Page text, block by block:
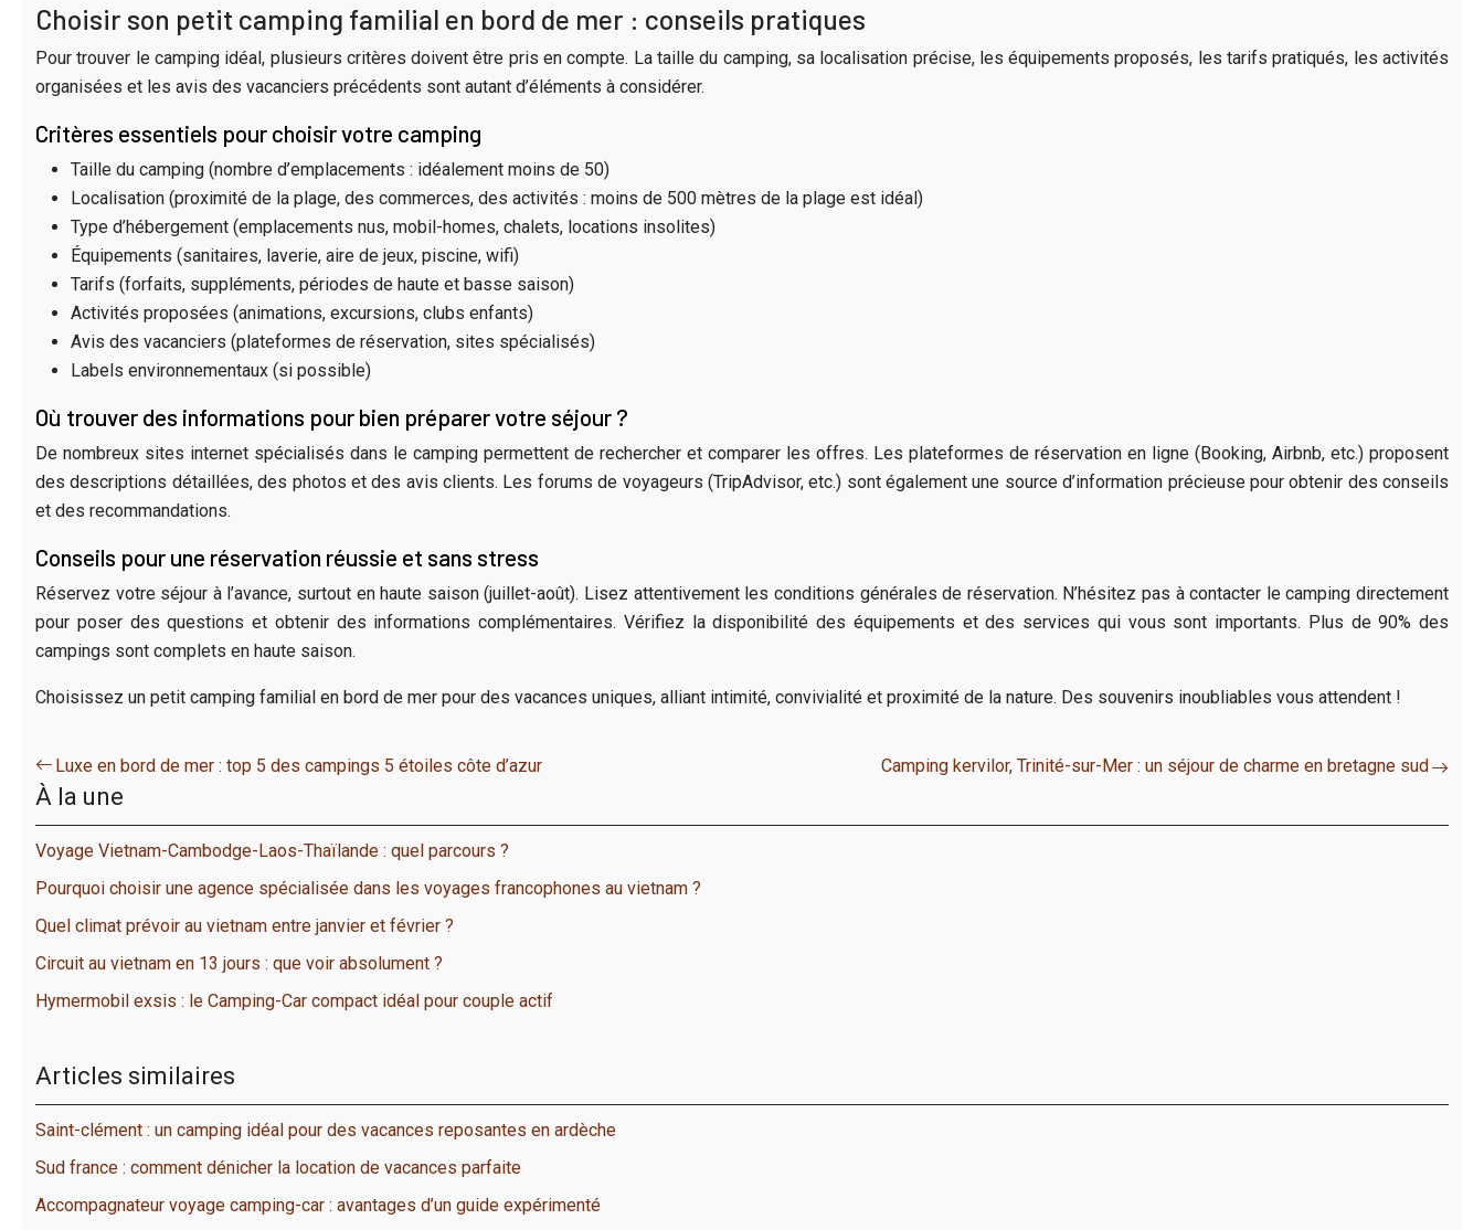
Choisir son petit camping familial en bord de mer : conseils pratiques
Pour trouver le camping idéal, plusieurs critères doivent être pris en compte. La taille du camping, sa localisation précise, les équipements proposés, les tarifs pratiqués, les activités
organisées et les avis des vacanciers précédents sont autant d’éléments à considérer.
Critères essentiels pour choisir votre camping
Taille du camping (nombre d’emplacements : idéalement moins de 50)
Localisation (proximité de la plage, des commerces, des activités : moins de 500 mètres de la plage est idéal)
Type d’hébergement (emplacements nus, mobil-homes, chalets, locations insolites)
Équipements (sanitaires, laverie, aire de jeux, piscine, wifi)
Tarifs (forfaits, suppléments, périodes de haute et basse saison)
Activités proposées (animations, excursions, clubs enfants)
Avis des vacanciers (plateformes de réservation, sites spécialisés)
Labels environnementaux (si possible)
Où trouver des informations pour bien préparer votre séjour ?
De nombreux sites internet spécialisés dans le camping permettent de rechercher et comparer les offres. Les plateformes de réservation en ligne (Booking, Airbnb, etc.) proposent
des descriptions détaillées, des photos et des avis clients. Les forums de voyageurs (TripAdvisor, etc.) sont également une source d’information précieuse pour obtenir des conseils
et des recommandations.
Conseils pour une réservation réussie et sans stress
Réservez votre séjour à l’avance, surtout en haute saison (juillet-août). Lisez attentivement les conditions générales de réservation. N’hésitez pas à contacter le camping directement
pour poser des questions et obtenir des informations complémentaires. Vérifiez la disponibilité des équipements et des services qui vous sont importants. Plus de 90% des
campings sont complets en haute saison.
Choisissez un petit camping familial en bord de mer pour des vacances uniques, alliant intimité, convivialité et proximité de la nature. Des souvenirs inoubliables vous attendent !
Luxe en bord de mer : top 5 des campings 5 étoiles côte d’azur Camping kervilor, Trinité-sur-Mer : un séjour de charme en bretagne sud
À la une
Voyage Vietnam-Cambodge-Laos-Thaïlande : quel parcours ?
Pourquoi choisir une agence spécialisée dans les voyages francophones au vietnam ?
Quel climat prévoir au vietnam entre janvier et février ?
Circuit au vietnam en 13 jours : que voir absolument ?
Hymermobil exsis : le Camping-Car compact idéal pour couple actif
Articles similaires
Saint-clément : un camping idéal pour des vacances reposantes en ardèche
Sud france : comment dénicher la location de vacances parfaite
Accompagnateur voyage camping-car : avantages d’un guide expérimenté